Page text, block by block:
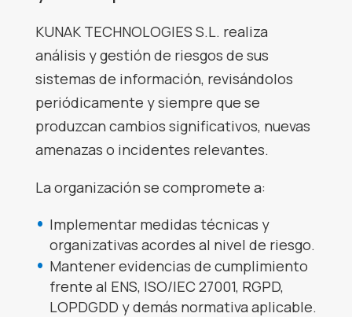
KUNAK TECHNOLOGIES S.L. realiza
análisis y gestión de riesgos de sus
sistemas de información, revisándolos
periódicamente y siempre que se
produzcan cambios significativos, nuevas
amenazas o incidentes relevantes.
La organización se compromete a:
Implementar medidas técnicas y
organizativas acordes al nivel de riesgo.
Mantener evidencias de cumplimiento
frente al ENS, ISO/IEC 27001, RGPD,
LOPDGDD y demás normativa aplicable.